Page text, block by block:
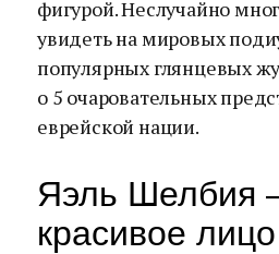
фигурой. Неслучайно
увидеть на мировых
популярных глянцевых
о 5 очаровательных
еврейской нации.
Яэль Шелбия
красивое